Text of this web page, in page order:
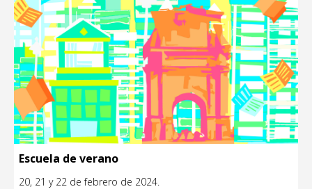
Escuela de verano
20, 21 y 22 de febrero de 2024.